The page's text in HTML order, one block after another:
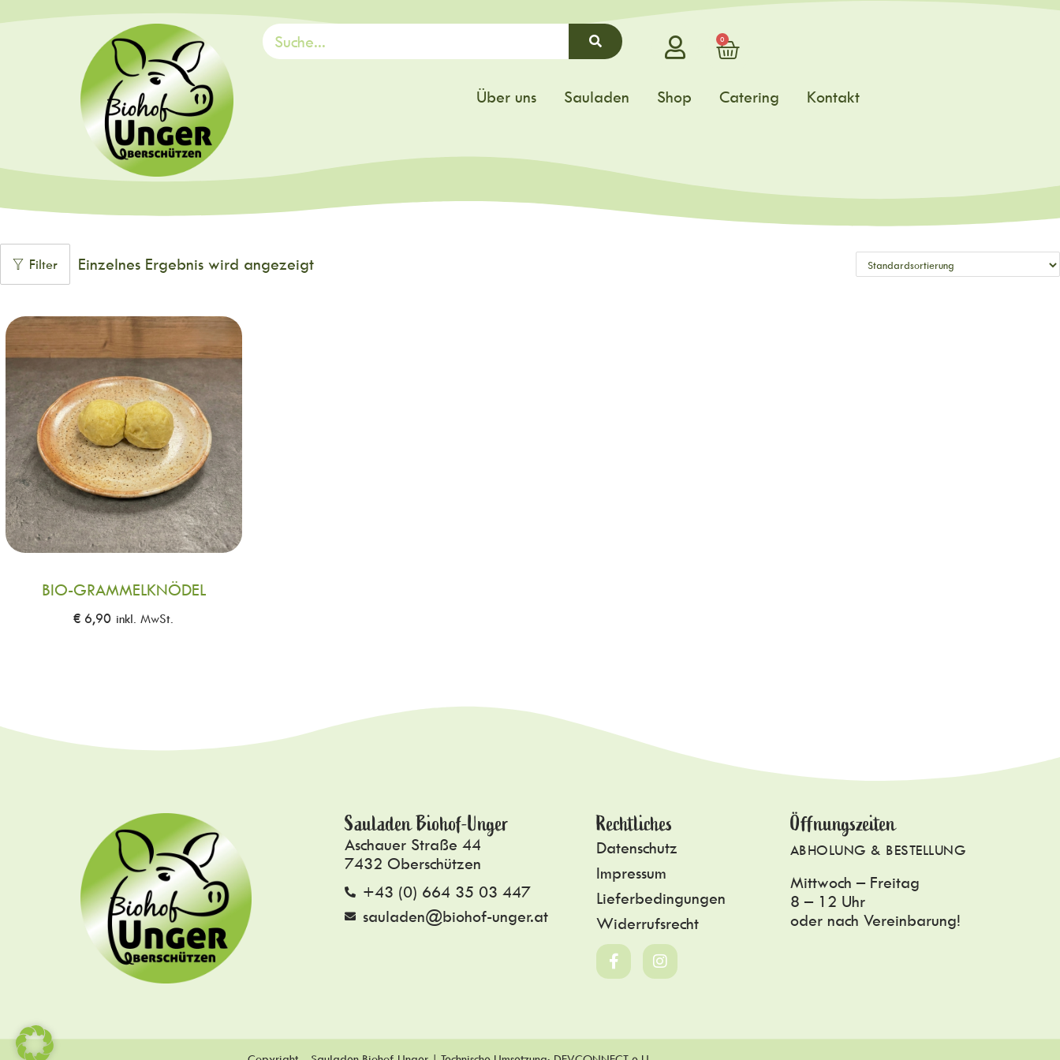
0
Über uns Sauladen Shop Catering Kontakt
Filter Einzelnes Ergebnis wird angezeigt
BIO-GRAMMELKNÖDEL
€ 6,90 inkl. MwSt.
Sauladen Biohof-Unger
Aschauer Straße 44
7432 Oberschützen
+43 (0) 664 35 03 447
sauladen@biohof-unger.at
Rechtliches
Datenschutz
Impressum
Lieferbedingungen
Widerrufsrecht
Öffnungszeiten
ABHOLUNG & BESTELLUNG
Mittwoch – Freitag
8 – 12 Uhr
oder nach Vereinbarung!